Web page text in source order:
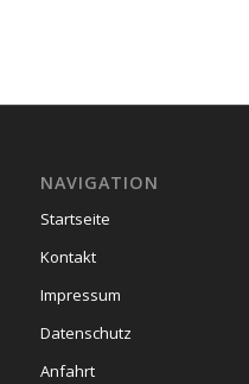
NAVIGATION
Startseite
Kontakt
Impressum
Datenschutz
Anfahrt